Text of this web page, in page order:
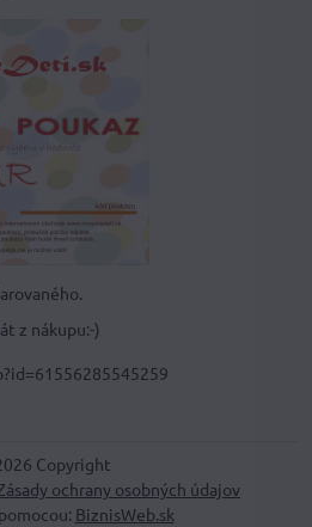
z nákupu:-)
Copyright
ochrany osobných údajov
BiznisWeb.sk